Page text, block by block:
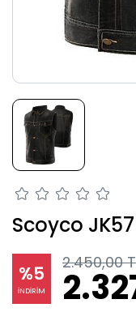
Scoyco
%5
İNDİRİM
2.450,00